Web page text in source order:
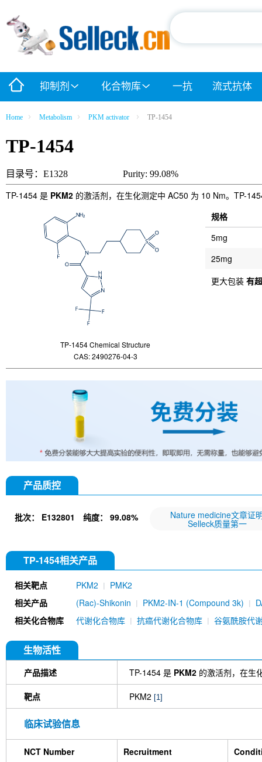
抑制剂 化合物库 一抗 流式抗体
Home Metabolism PKM activator TP-1454
TP-1454
目录号：E1328 Purity: 99.08%
TP-1454 是 PKM2 的激活剂，在生化测定中 AC50 为 10 Nm。TP-
TP-1454 Chemical Structure
CAS: 2490276-04-3
规格
5mg
25mg
更大包装 有
产品质控
批次： E132801 纯度： 99.08% Nature medicine文章证
Selleck质量第一
TP-1454相关产品
相关靶点 PKM2
PMK2
相关产品
(Rac)-Shikonin PKM2-IN-1 (Compound 3k)
相关化合物库
代谢化合物库 抗癌代谢化合物库 谷氨酰胺代
生物活性
产品描述 TP-1454 是 PKM2 的激活剂，在生
靶点 PKM2 [1]
临床试验信息
NCT Number Recruitment